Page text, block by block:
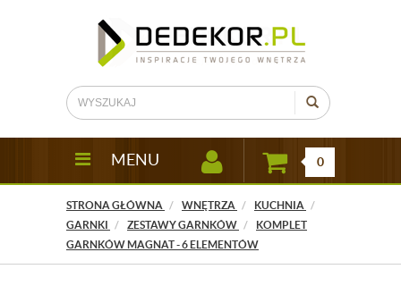
MENU 0
STRONA GŁÓWNA WNĘTRZA
KUCHNIA
GARNKI
ZESTAWY GARNKÓW
KOMPLET
GARNKÓW MAGNAT - 6 ELEMENTÓW